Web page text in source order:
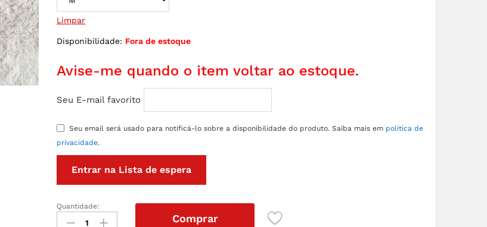
Limpar
Disponibilidade: Fora de estoque
Avise-me quando o item voltar ao estoque.
Seu E-mail favorito
Seu email será usado para notificá-lo sobre a disponibilidade do produto. Saiba mais em política de
privacidade.
Entrar na Lista de espera
CALCINHA
FIO
Quantidade:
Comprar